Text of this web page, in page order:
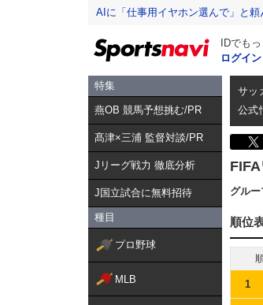
AIに「仕事用イヤホン選んで」と頼
IDでも
ログイン
特集
燕OB 競馬予想挑む/PR
髙津×三浦 監督対談/PR
Jリーグ戦力 徹底分析
J国立試合に無料招待
種目
プロ野球
MLB
サッ
公式
グル
順位
1